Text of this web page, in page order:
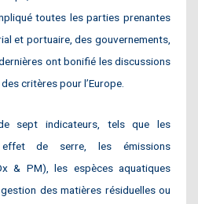
toutes les parties prenantes
et portuaire, des gouvernements,
dernières ont bonifié les discussions
critères pour l’Europe.
sept indicateurs, tels que les
de serre, les émissions
& PM), les espèces aquatiques
des matières résiduelles ou